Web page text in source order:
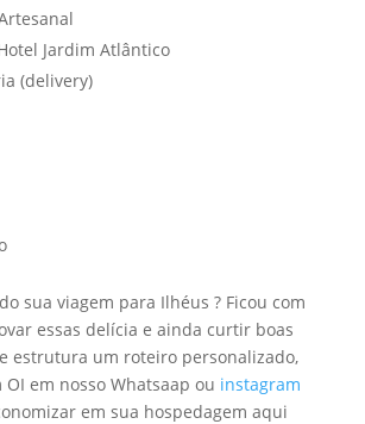
Jardim Atlântico
(delivery)
sua viagem para Ilhéus ? Ficou com
essas delícia e ainda curtir boas
estrutura um roteiro personalizado,
em nosso Whatsaap ou instagram
em sua hospedagem aqui